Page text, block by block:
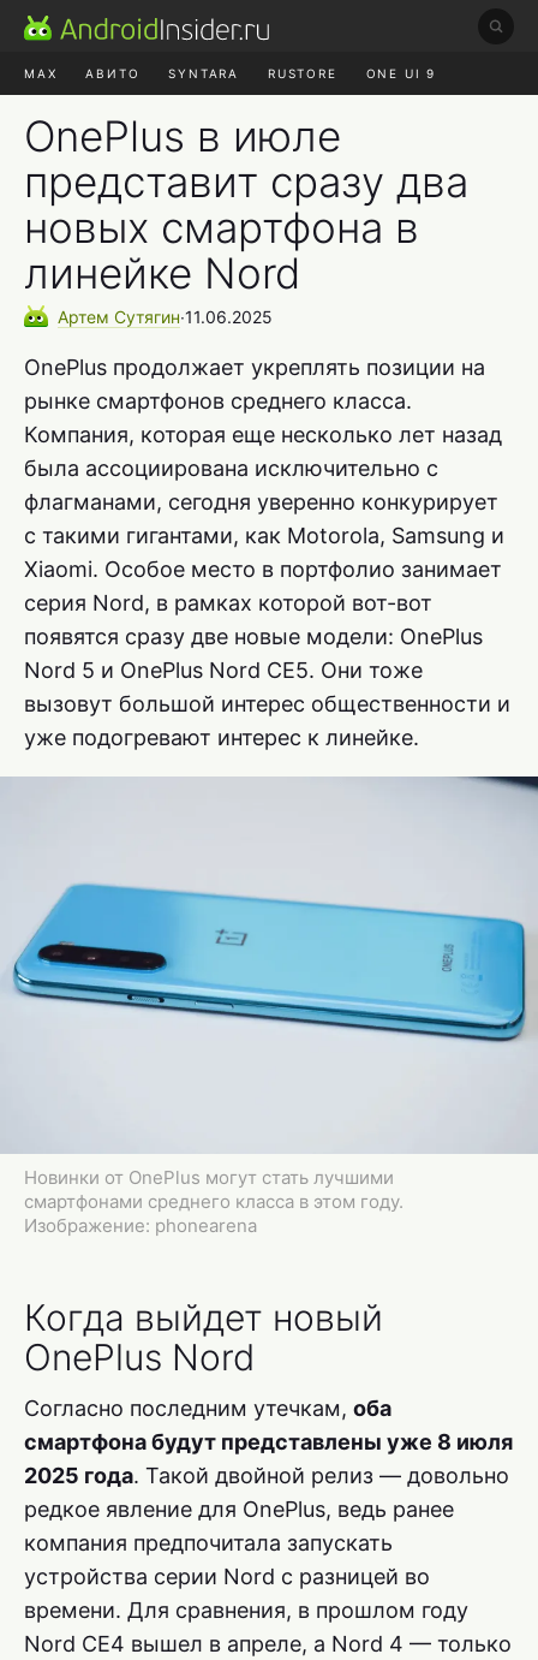
MAX АВИТО SYNTARA RUSTORE ONE UI 9
OnePlus в июле
представит сразу два
новых смартфона в
линейке Nord
Артем Сутягин∙11.06.2025
OnePlus продолжает укреплять позиции на
рынке смартфонов среднего класса.
Компания, которая еще несколько лет назад
была ассоциирована исключительно с
флагманами, сегодня уверенно конкурирует
с такими гигантами, как Motorola, Samsung и
Xiaomi. Особое место в портфолио занимает
серия Nord, в рамках которой вот-вот
появятся сразу две новые модели: OnePlus
Nord 5 и OnePlus Nord CE5. Они тоже
вызовут большой интерес общественности и
уже подогревают интерес к линейке.
Новинки от OnePlus могут стать лучшими
смартфонами среднего класса в этом году.
Изображение: phonearena
Когда выйдет новый
OnePlus Nord
Согласно последним утечкам, оба
смартфона будут представлены уже 8 июля
2025 года. Такой двойной релиз — довольно
редкое явление для OnePlus, ведь ранее
компания предпочитала запускать
устройства серии Nord с разницей во
времени. Для сравнения, в прошлом году
Nord CE4 вышел в апреле, а Nord 4 — только